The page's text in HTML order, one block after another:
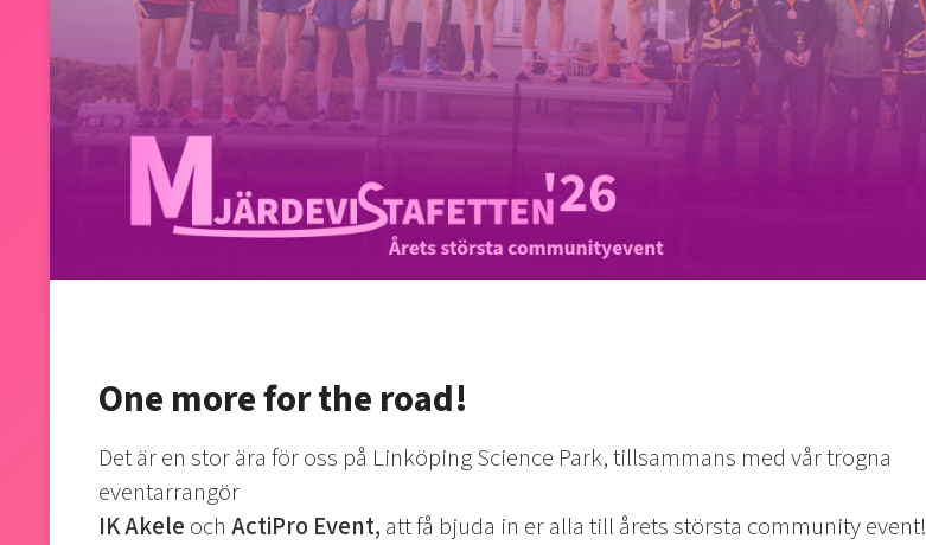
One more for the road!
Det är en stor ära för oss på Linköping Science Park, tillsammans med vår trogna
eventarrangör
IK Akele ochActiPro Event, att få bjuda in er alla till årets största community event!